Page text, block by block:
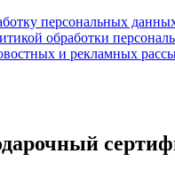
персональных
обработки
и рекламных